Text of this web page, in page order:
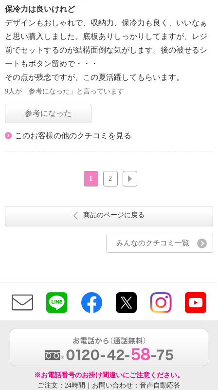
保冷力は良いけれど
デザインもおしゃれで、収納力、保冷力も良く、いいなぁ
と思い購入しました。底板ありしっかりしてますが、レジ
前でセットするのが結構面倒な気がします。後の被せるシ
ートもボタン留めで・・・
その点が残念ですが、この夏活躍してもらいます。
9人が「参考になった」と言っています
参考になった
このお客様の他のクチコミを見る
1 2
商品のページに戻る
みんなのクチコミ一覧
※お電話番号のお掛け間違いにご注意ください。
ご注文：24時間｜お問い合わせ：音声自動応答